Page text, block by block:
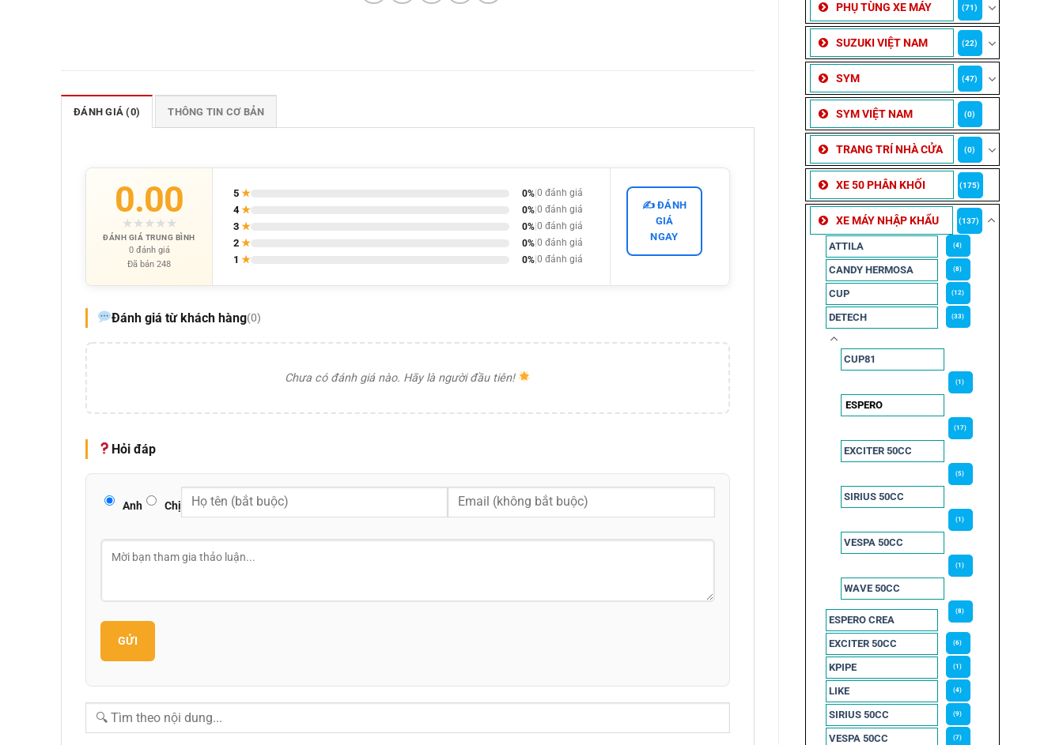
PHỤ TÙNG XE MÁY (71)
SUZUKI VIỆT NAM (22)
SYM (47)
SYM VIỆT NAM (0)
TRANG TRÍ NHÀ CỬA (0)
XE 50 PHÂN KHỐI (175)
XE MÁY NHẬP KHẨU (137)
ATTILA (4)
CANDY HERMOSA (8)
CUP (12)
DETECH (33)
CUP81
(1)
ESPERO
(17)
EXCITER 50CC
(5)
SIRIUS 50CC
(1)
VESPA 50CC
(1)
WAVE 50CC
(8)
ESPERO CREA
(6)
EXCITER 50CC
(1)
KPIPE
(4)
LIKE
(9)
SIRIUS 50CC
(7)
VESPA 50CC
ĐÁNH GIÁ (0) THÔNG TIN CƠ BẢN
0.00
★ ★ ★ ★ ★
ĐÁNH GIÁ TRUNG BÌNH
0 đánh giá
Đã bán 248
5 ★ 0%| 0 đánh giá
4★ 0%| 0 đánh giá
3 ★ 0%| 0 đánh giá
2 ★ 0%| 0 đánh giá
1 ★ 0%| 0 đánh giá
✍️ ĐÁNH
GIÁ
NGAY
Đánh giá từ khách hàng(0)
Chưa có đánh giá nào. Hãy là người đầu tiên!
Hỏi đáp
Anh Chị
GỬI